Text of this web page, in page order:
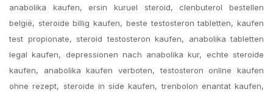
anabolika kaufen, ersin kuruel steroid, clenbuterol bestellen
belgië, steroide billig kaufen, beste testosteron tabletten, kaufen
test propionate, steroid testosteron kaufen, anabolika tabletten
legal kaufen, depressionen nach anabolika kur, echte steroide
kaufen, anabolika kaufen verboten, testosteron online kaufen
ohne rezept, steroide in side kaufen, trenbolon enantat kaufen,